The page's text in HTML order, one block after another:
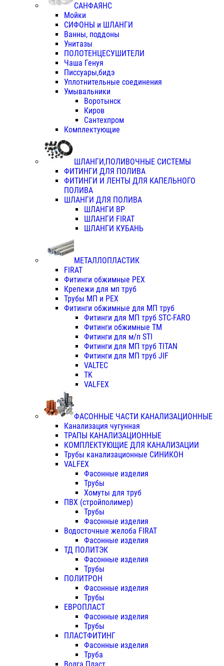
САНФАЯНС
Мойки
СИФОНЫ и ШЛАНГИ
Ванны, поддоны
Унитазы
ПОЛОТЕНЦЕСУШИТЕЛИ
Чаша Генуя
Писсуары,бидэ
Уплотнительные соединения
Умывальники
Воротынск
Киров
Сантехпром
Комплектующие
ШЛАНГИ,ПОЛИВОЧНЫЕ СИСТЕМЫ
ФИТИНГИ ДЛЯ ПОЛИВА
ФИТИНГИ И ЛЕНТЫ ДЛЯ КАПЕЛЬНОГО
ПОЛИВА
ШЛАНГИ ДЛЯ ПОЛИВА
ШЛАНГИ ВР
ШЛАНГИ FIRAT
ШЛАНГИ КУБАНЬ
МЕТАЛЛОПЛАСТИК
FIRAT
Фитинги обжимные PEX
Крепежи для мп труб
Трубы МП и PEX
Фитинги обжимные для МП труб
Фитинги для МП труб STC-FARO
Фитинги обжимные ТМ
Фитинги для м/п STI
Фитинги для МП труб TITAN
Фитинги для МП труб JIF
VALTEC
TK
VALFEX
ФАСОННЫЕ ЧАСТИ КАНАЛИЗАЦИОННЫЕ
Канализация чугунная
ТРАПЫ КАНАЛИЗАЦИОННЫЕ
КОМПЛЕКТУЮЩИЕ ДЛЯ КАНАЛИЗАЦИИ
Трубы канализационные СИНИКОН
VALFEX
Фасонные изделия
Трубы
Хомуты для труб
ПВХ (стройполимер)
Трубы
Фасонные изделия
Водосточные желоба FIRAT
Фасонные изделия
ТД ПОЛИТЭК
Фасонные изделия
Трубы
ПОЛИТРОН
Фасонные изделия
Трубы
ЕВРОПЛАСТ
Фасонные изделия
Трубы
ПЛАСТФИТИНГ
Фасонные изделия
Труба